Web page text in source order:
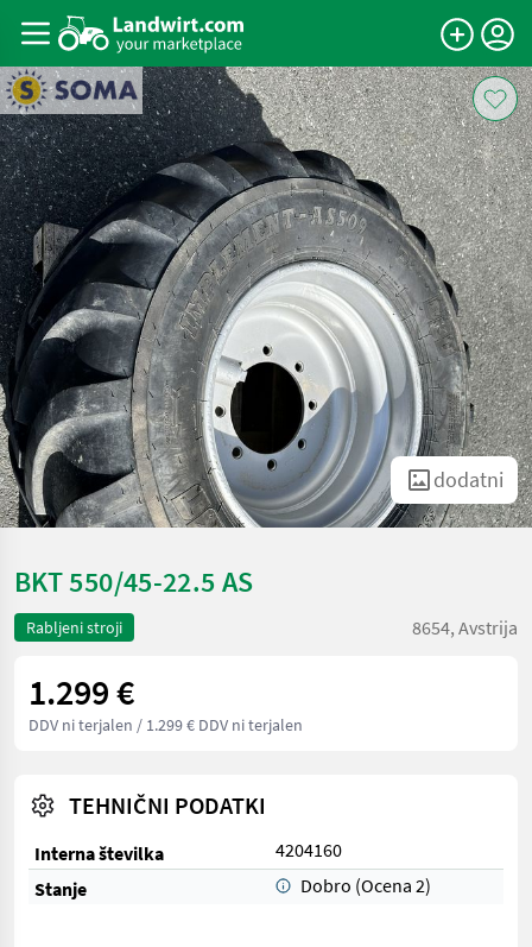
dodatni
BKT 550/45-22.5 AS
Rabljeni stroji 8654, Avstrija
1.299 €
DDV ni terjalen / 1.299 € DDV ni terjalen
TEHNIČNI PODATKI
Interna številka
4204160
Stanje
Dobro (Ocena 2)